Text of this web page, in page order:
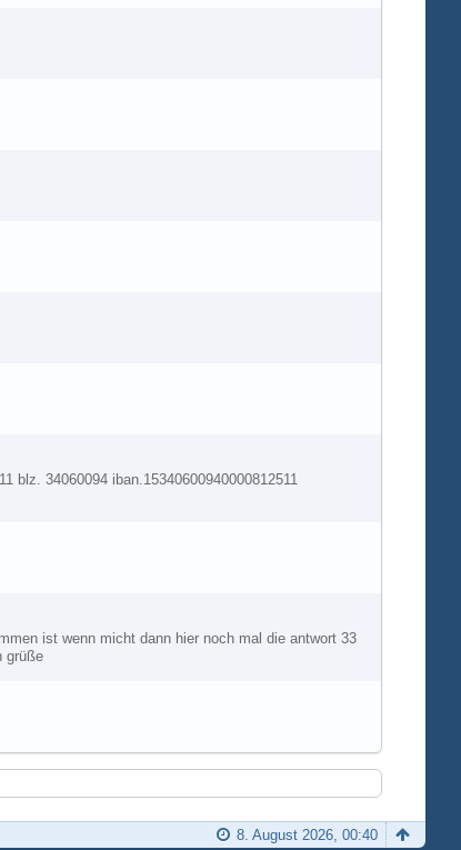
blz. 34060094 iban.15340600940000812511
ist wenn micht dann hier noch mal die antwort 33
grüße
8. August 2026, 00:40